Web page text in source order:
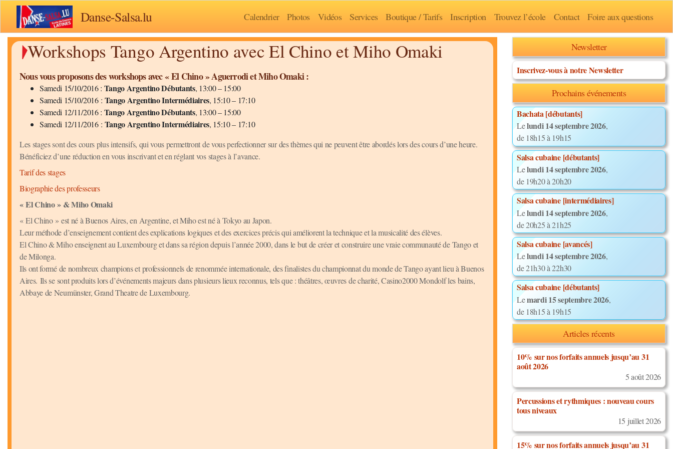
Danse-Salsa.lu Calendrier Photos Vidéos Services Boutique / Tarifs Inscription Trouvez l’école Contact Foire aux questions
Workshops Tango Argentino avec El Chino et Miho Omaki
Nous vous proposons des workshops avec « El Chino » Aguerrodi et Miho Omaki :
Samedi 15/10/2016 : Tango Argentino Débutants, 13:00 – 15:00
Samedi 15/10/2016 : Tango Argentino Intermédiaires, 15:10 – 17:10
Samedi 12/11/2016 : Tango Argentino Débutants, 13:00 – 15:00
Samedi 12/11/2016 : Tango Argentino Intermédiaires, 15:10 – 17:10
Les stages sont des cours plus intensifs, qui vous permettront de vous perfectionner sur des thèmes qui ne peuvent être abordés lors des cours d’une heure.
Bénéficiez d’une réduction en vous inscrivant et en réglant vos stages à l’avance.
Tarif des stages
Biographie des professeurs
« El Chino » & Miho Omaki
« El Chino » est né à Buenos Aires, en Argentine, et Miho est né à Tokyo au Japon.
Leur méthode d’enseignement contient des explications logiques et des exercices précis qui améliorent la technique et la musicalité des élèves.
El Chino & Miho enseignent au Luxembourg et dans sa région depuis l’année 2000, dans le but de créer et construire une vraie communauté de Tango et
de Milonga.
Ils ont formé de nombreux champions et professionnels de renommée internationale, des finalistes du championnat du monde de Tango ayant lieu à Buenos
Aires. Ils se sont produits lors d’événements majeurs dans plusieurs lieux reconnus, tels que : théâtres, œuvres de charité, Casino2000 Mondolf les bains,
Abbaye de Neumünster, Grand Theatre de Luxembourg.
Newsletter
Inscrivez-vous à notre Newsletter
Prochains événements
Bachata [débutants]
Lelundi 14 septembre 2026,
de 18h15 à 19h15
Salsa cubaine [débutants]
Lelundi 14 septembre 2026,
de 19h20 à 20h20
Salsa cubaine [intermédiaires]
Lelundi 14 septembre 2026,
de 20h25 à 21h25
Salsa cubaine [avancés]
Lelundi 14 septembre 2026,
de 21h30 à 22h30
Salsa cubaine [débutants]
Lemardi 15 septembre 2026,
de 18h15 à 19h15
Articles récents
10% sur nos forfaits annuels jusqu’au 31
août 2026
5 août 2026
Percussions et rythmiques : nouveau cours
tous niveaux
15 juillet 2026
15% sur nos forfaits annuels jusqu’au 31